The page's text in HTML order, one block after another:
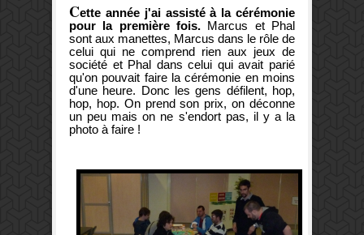
Cette année j'ai assisté à la cérémonie
pour la première fois. Marcus et Phal
sont aux manettes, Marcus dans le rôle de
celui qui ne comprend rien aux jeux de
société et Phal dans celui qui avait parié
qu'on pouvait faire la cérémonie en moins
d'une heure. Donc les gens défilent, hop,
hop, hop. On prend son prix, on déconne
un peu mais on ne s'endort pas, il y a la
photo à faire !